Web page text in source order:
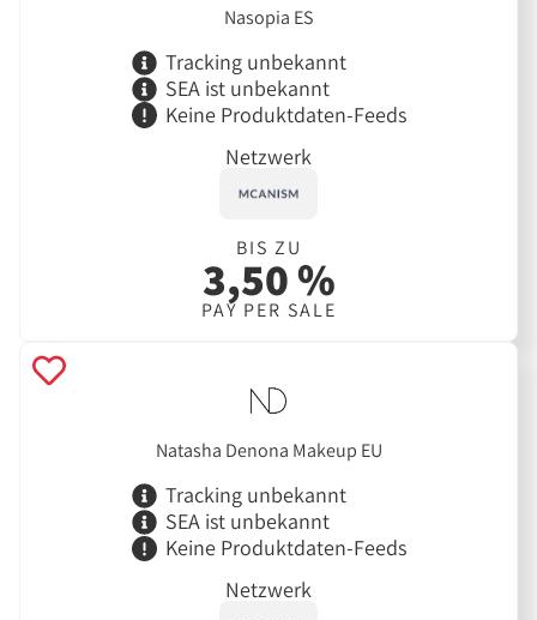
Nasopia ES
Tracking unbekannt
SEA ist unbekannt
Keine Produktdaten-Feeds
Netzwerk
BIS ZU
3,50 %
PAY PER SALE
Natasha Denona Makeup EU
Tracking unbekannt
SEA ist unbekannt
Keine Produktdaten-Feeds
Netzwerk